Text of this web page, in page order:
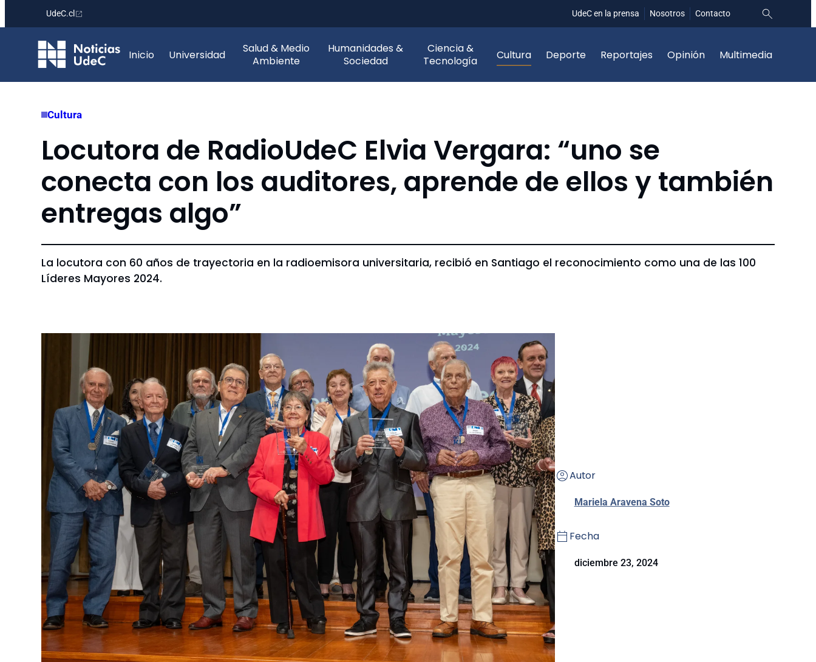
contenido
UdeC.cl UdeC en la prensa Nosotros Contacto
Inicio Universidad
Salud & Medio
Ambiente
Humanidades &
Sociedad
Ciencia &
Tecnología
Cultura Deporte Reportajes Opinión Multimedia
Cultura
Locutora de RadioUdeC Elvia Vergara: “uno se
conecta con los auditores, aprende de ellos y también
entregas algo”
La locutora con 60 años de trayectoria en la radioemisora universitaria, recibió en Santiago el reconocimiento como una de las 100
Líderes Mayores 2024.
Autor
Mariela Aravena Soto
Fecha
diciembre 23, 2024